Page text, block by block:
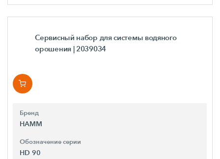
Сервисный набор для системы водяного
орошения | 2039034
Бренд
HAMM
Обозначение серии
HD 90